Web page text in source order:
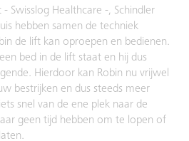
Swisslog Healthcare -, Schindler
hebben samen de techniek
de lift kan oproepen en bedienen.
bed in de lift staat en hij dus
Hierdoor kan Robin nu vrijwel
bestrijken en dus steeds meer
snel van de ene plek naar de
geen tijd hebben om te lopen of